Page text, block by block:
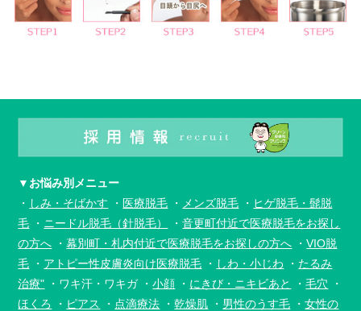
▼お悩み別メニュー
・ しみ・そばかす ・ 医療脱毛 ・ メンズ脱毛 ・ ヒゲ脱毛・髭脱
毛 ・ ニードル脱毛（針脱毛） ・音更町付近で医療脱毛をお探し
の方へ ・幕別町・札内付近で医療脱毛をお探しの方へ ・VIO脱
毛 ・ アトピー性皮膚炎向け医療脱毛 ・ しわ・小じわ ・ たるみ
治療" ・ワキ汗・ワキガ・小顔 ・ にきび・ニキビあと ・毛穴 ・
ほくろ
・ ピアス ・ 点滴療法 ・乾燥肌 ・ 男性のうす毛 ・女性の